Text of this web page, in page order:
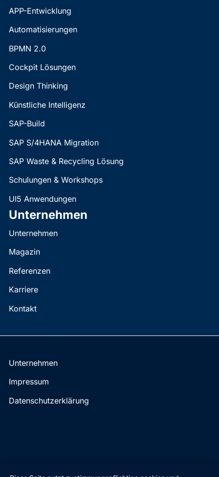
APP-Entwicklung
Automatisierungen
BPMN 2.0
Cockpit Lösungen
Design Thinking
Künstliche Intelligenz
SAP-Build
SAP S/4HANA Migration
SAP Waste & Recycling Lösung
Schulungen & Workshops
UI5 Anwendungen
Unternehmen
Unternehmen
Magazin
Referenzen
Karriere
Kontakt
Unternehmen
Impressum
Datenschutz­erklärung